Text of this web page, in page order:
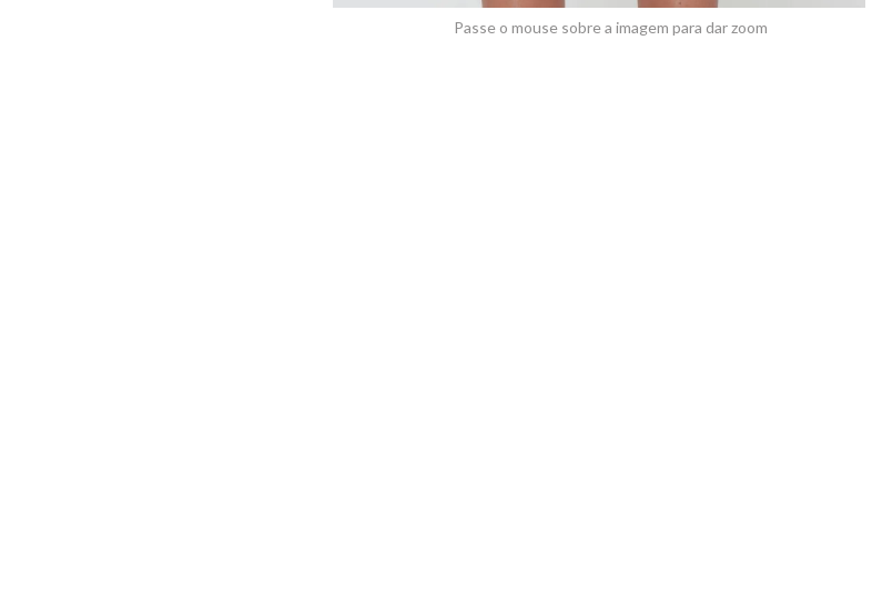
Passe o mouse sobre a imagem para dar zoom